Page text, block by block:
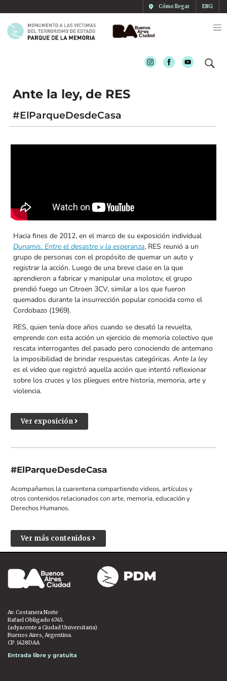
Cómo llegar ENG
InstagramFacebookYoutube
Ante la ley, de RES
#ElParqueDesdeCasa
Hacia fines de 2012, en el marco de su exposición individual
Dunamis. Entre el desastre y la esperanza, RES reunió a un
grupo de personas con el propósito de quemar un auto y
registrar la acción. Luego de una breve clase en la que
aprendieron a fabricar y manipular una molotov, el grupo
prendió fuego un Citroen 3CV, similar a los que fueron
quemados durante la insurrección popular conocida como el
Cordobazo (1969).
RES, quien tenía doce años cuando se desató la revuelta,
emprende con esta acción un ejercicio de memoria colectivo que
rescata interrogantes del pasado pero conociendo de antemano
la imposibilidad de brindar respuestas categóricas. Ante la ley
es el video que registró aquella acción que intentó reflexionar
sobre los cruces y los pliegues entre historia, memoria, arte y
violencia.
Ver exposición
#ElParqueDesdeCasa
Acompañamos la cuarentena compartiendo videos, artículos y
otros contenidos relacionados con arte, memoria, educación y
Derechos Humanos.
Ver más contenidos
Av. Costanera Norte
Rafael Obligado 6745.
(adyacente a Ciudad Universitaria)
Buenos Aires, Argentina.
CP. 1428DAA
Entrada libre y gratuita